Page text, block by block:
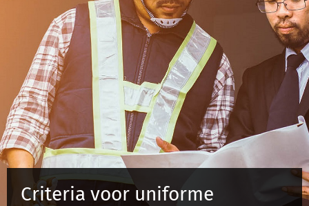
Vakgebieden
Actueel
Producten
Opleidingen
Juridisch advies
Inloggen op de kennisbank
Criteria voor uniforme